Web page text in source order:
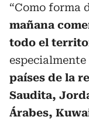
“Como forma
mañana
todo el
países de la
Saudita,
Árabes,